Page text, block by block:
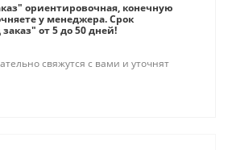
ориентировочная, конечную
у менеджера. Срок
от 5 до 50 дней!
свяжутся с вами и уточнят